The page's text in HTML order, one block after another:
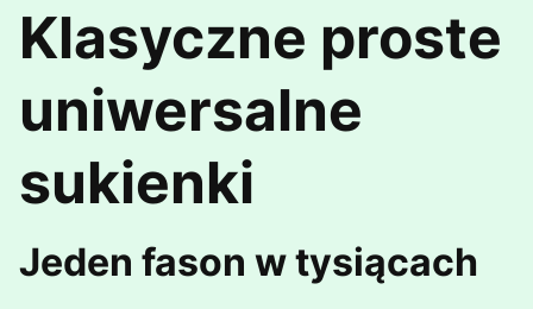
Klasyczne proste
uniwersalne
sukienki
Jeden fason w tysiącach